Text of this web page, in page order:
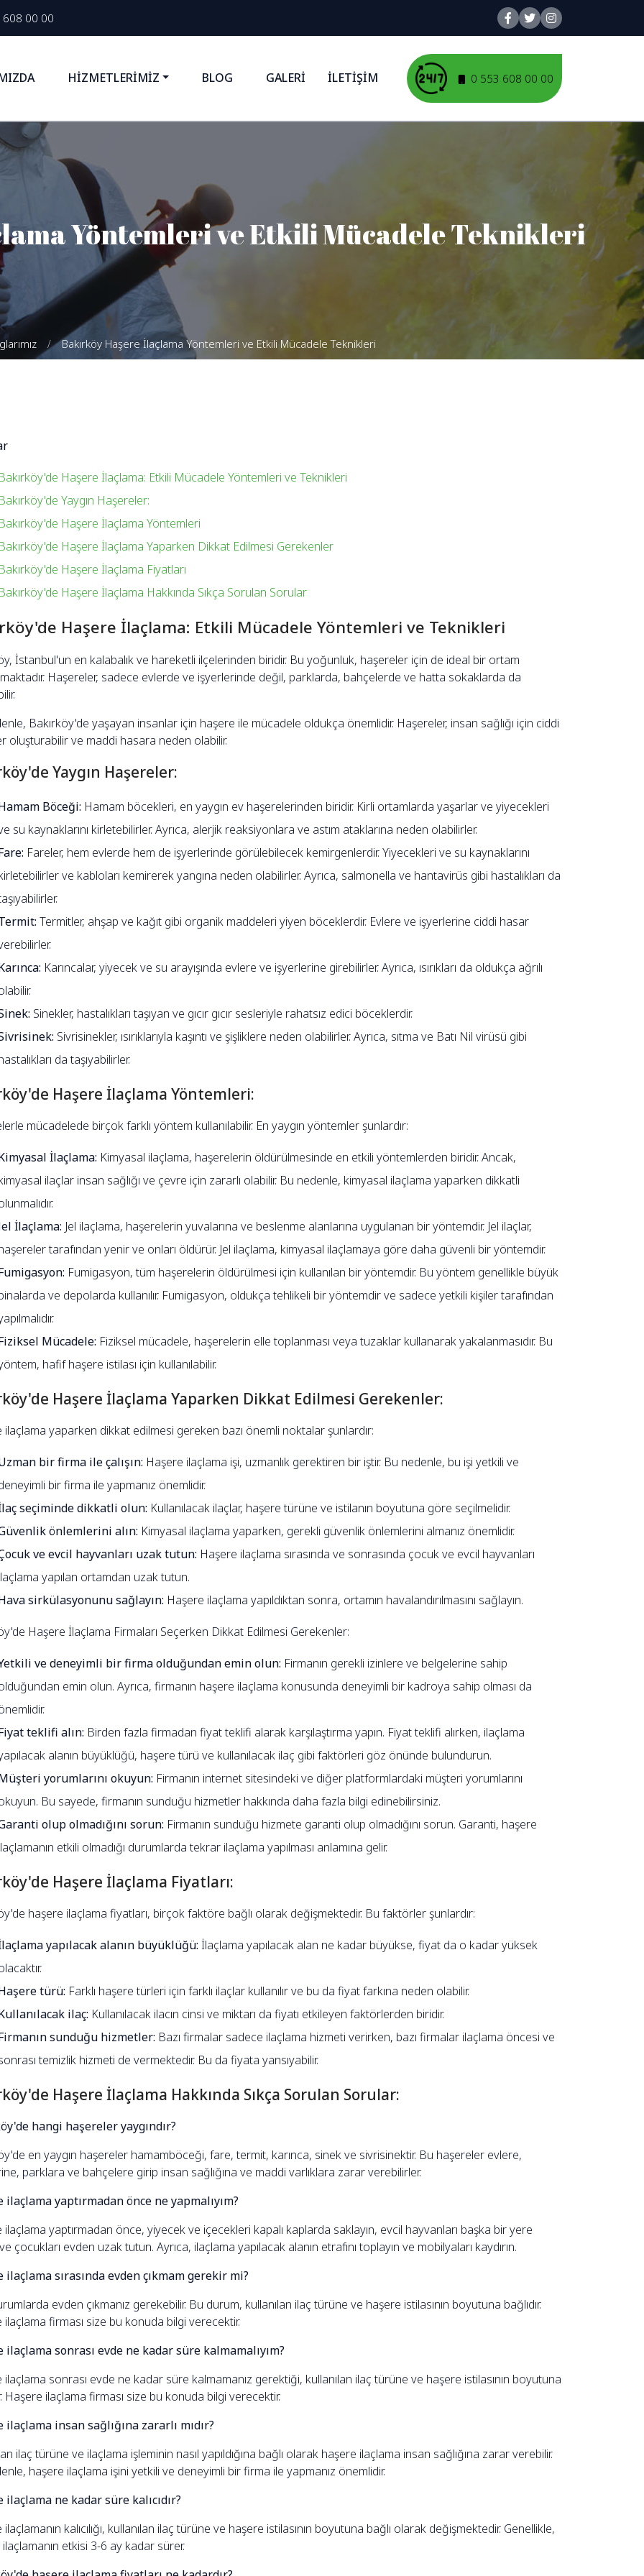
608 00 00
HİZMETLERİMİZ BLOG GALERİ İLETİŞİM 0 553 608 00 00
Yöntemleri ve Etkili Mücadele Teknikleri
Bakırköy Haşere İlaçlama Yöntemleri ve Etkili Mücadele Teknikleri
Bakırköy'de Haşere İlaçlama: Etkili Mücadele Yöntemleri ve Teknikleri
Bakırköy'de Yaygın Haşereler:
Bakırköy'de Haşere İlaçlama Yöntemleri
Bakırköy'de Haşere İlaçlama Yaparken Dikkat Edilmesi Gerekenler
Bakırköy'de Haşere İlaçlama Fiyatları
Bakırköy'de Haşere İlaçlama Hakkında Sıkça Sorulan Sorular
Haşere İlaçlama: Etkili Mücadele Yöntemleri ve Teknikleri
İstanbul'un en kalabalık ve hareketli ilçelerinden biridir. Bu yoğunluk, haşereler için de ideal bir ortam
Haşereler, sadece evlerde ve işyerlerinde değil, parklarda, bahçelerde ve hatta sokaklarda da
Bakırköy'de yaşayan insanlar için haşere ile mücadele oldukça önemlidir. Haşereler, insan sağlığı için ciddi
oluşturabilir ve maddi hasara neden olabilir.
Yaygın Haşereler:
Böceği: Hamam böcekleri, en yaygın ev haşerelerinden biridir. Kirli ortamlarda yaşarlar ve yiyecekleri
su kaynaklarını kirletebilirler. Ayrıca, alerjik reaksiyonlara ve astım ataklarına neden olabilirler.
Fareler, hem evlerde hem de işyerlerinde görülebilecek kemirgenlerdir. Yiyecekleri ve su kaynaklarını
ve kabloları kemirerek yangına neden olabilirler. Ayrıca, salmonella ve hantavirüs gibi hastalıkları da
Termitler, ahşap ve kağıt gibi organik maddeleri yiyen böceklerdir. Evlere ve işyerlerine ciddi hasar
Karıncalar, yiyecek ve su arayışında evlere ve işyerlerine girebilirler. Ayrıca, ısırıkları da oldukça ağrılı
Sinekler, hastalıkları taşıyan ve gıcır gıcır sesleriyle rahatsız edici böceklerdir.
Sivrisinekler, ısırıklarıyla kaşıntı ve şişliklere neden olabilirler. Ayrıca, sıtma ve Batı Nil virüsü gibi
da taşıyabilirler.
Haşere İlaçlama Yöntemleri:
mücadelede birçok farklı yöntem kullanılabilir. En yaygın yöntemler şunlardır:
İlaçlama: Kimyasal ilaçlama, haşerelerin öldürülmesinde en etkili yöntemlerden biridir. Ancak,
ilaçlar insan sağlığı ve çevre için zararlı olabilir. Bu nedenle, kimyasal ilaçlama yaparken dikkatli
İlaçlama: Jel ilaçlama, haşerelerin yuvalarına ve beslenme alanlarına uygulanan bir yöntemdir. Jel ilaçlar,
tarafından yenir ve onları öldürür. Jel ilaçlama, kimyasal ilaçlamaya göre daha güvenli bir yöntemdir.
Fumigasyon, tüm haşerelerin öldürülmesi için kullanılan bir yöntemdir. Bu yöntem genellikle büyük
ve depolarda kullanılır. Fumigasyon, oldukça tehlikeli bir yöntemdir ve sadece yetkili kişiler tarafından
Mücadele: Fiziksel mücadele, haşerelerin elle toplanması veya tuzaklar kullanarak yakalanmasıdır. Bu
hafif haşere istilası için kullanılabilir.
Haşere İlaçlama Yaparken Dikkat Edilmesi Gerekenler:
ilaçlama yaparken dikkat edilmesi gereken bazı önemli noktalar şunlardır:
bir firma ile çalışın: Haşere ilaçlama işi, uzmanlık gerektiren bir iştir. Bu nedenle, bu işi yetkili ve
bir firma ile yapmanız önemlidir.
seçiminde dikkatli olun: Kullanılacak ilaçlar, haşere türüne ve istilanın boyutuna göre seçilmelidir.
önlemlerini alın: Kimyasal ilaçlama yaparken, gerekli güvenlik önlemlerini almanız önemlidir.
ve evcil hayvanları uzak tutun: Haşere ilaçlama sırasında ve sonrasında çocuk ve evcil hayvanları
yapılan ortamdan uzak tutun.
sirkülasyonunu sağlayın: Haşere ilaçlama yapıldıktan sonra, ortamın havalandırılmasını sağlayın.
Haşere İlaçlama Firmaları Seçerken Dikkat Edilmesi Gerekenler:
ve deneyimli bir firma olduğundan emin olun: Firmanın gerekli izinlere ve belgelerine sahip
emin olun. Ayrıca, firmanın haşere ilaçlama konusunda deneyimli bir kadroya sahip olması da
teklifi alın: Birden fazla firmadan fiyat teklifi alarak karşılaştırma yapın. Fiyat teklifi alırken, ilaçlama
alanın büyüklüğü, haşere türü ve kullanılacak ilaç gibi faktörleri göz önünde bulundurun.
yorumlarını okuyun: Firmanın internet sitesindeki ve diğer platformlardaki müşteri yorumlarını
Bu sayede, firmanın sunduğu hizmetler hakkında daha fazla bilgi edinebilirsiniz.
olup olmadığını sorun: Firmanın sunduğu hizmete garanti olup olmadığını sorun. Garanti, haşere
etkili olmadığı durumlarda tekrar ilaçlama yapılması anlamına gelir.
Haşere İlaçlama Fiyatları:
haşere ilaçlama fiyatları, birçok faktöre bağlı olarak değişmektedir. Bu faktörler şunlardır:
yapılacak alanın büyüklüğü: İlaçlama yapılacak alan ne kadar büyükse, fiyat da o kadar yüksek
türü: Farklı haşere türleri için farklı ilaçlar kullanılır ve bu da fiyat farkına neden olabilir.
ilaç: Kullanılacak ilacın cinsi ve miktarı da fiyatı etkileyen faktörlerden biridir.
sunduğu hizmetler: Bazı firmalar sadece ilaçlama hizmeti verirken, bazı firmalar ilaçlama öncesi ve
temizlik hizmeti de vermektedir. Bu da fiyata yansıyabilir.
Haşere İlaçlama Hakkında Sıkça Sorulan Sorular:
hangi haşereler yaygındır?
en yaygın haşereler hamamböceği, fare, termit, karınca, sinek ve sivrisinektir. Bu haşereler evlere,
parklara ve bahçelere girip insan sağlığına ve maddi varlıklara zarar verebilirler.
ilaçlama yaptırmadan önce ne yapmalıyım?
ilaçlama yaptırmadan önce, yiyecek ve içecekleri kapalı kaplarda saklayın, evcil hayvanları başka bir yere
ve çocukları evden uzak tutun. Ayrıca, ilaçlama yapılacak alanın etrafını toplayın ve mobilyaları kaydırın.
ilaçlama sırasında evden çıkmam gerekir mi?
evden çıkmanız gerekebilir. Bu durum, kullanılan ilaç türüne ve haşere istilasının boyutuna bağlıdır.
ilaçlama firması size bu konuda bilgi verecektir.
ilaçlama sonrası evde ne kadar süre kalmamalıyım?
ilaçlama sonrası evde ne kadar süre kalmamanız gerektiği, kullanılan ilaç türüne ve haşere istilasının boyutuna
Haşere ilaçlama firması size bu konuda bilgi verecektir.
ilaçlama insan sağlığına zararlı mıdır?
ilaç türüne ve ilaçlama işleminin nasıl yapıldığına bağlı olarak haşere ilaçlama insan sağlığına zarar verebilir.
haşere ilaçlama işini yetkili ve deneyimli bir firma ile yapmanız önemlidir.
ilaçlama ne kadar süre kalıcıdır?
ilaçlamanın kalıcılığı, kullanılan ilaç türüne ve haşere istilasının boyutuna bağlı olarak değişmektedir. Genellikle,
etkisi 3-6 ay kadar sürer.